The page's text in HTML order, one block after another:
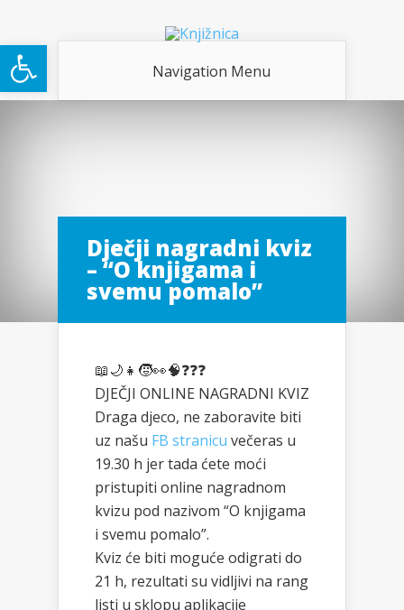
Open toolbar Navigation Menu
Dječji nagradni kviz
– “O knjigama i
svemu pomalo”
📖🌙 👧 🧒👀🧠❓❓❓
DJEČJI ONLINE NAGRADNI KVIZ
Draga djeco, ne zaboravite biti
uz našu FB stranicu večeras u
19.30 h jer tada ćete moći
pristupiti online nagradnom
kvizu pod nazivom “O knjigama
i svemu pomalo”.
Kviz će biti moguće odigrati do
21 h, rezultati su vidljivi na rang
listi u sklopu aplikacije